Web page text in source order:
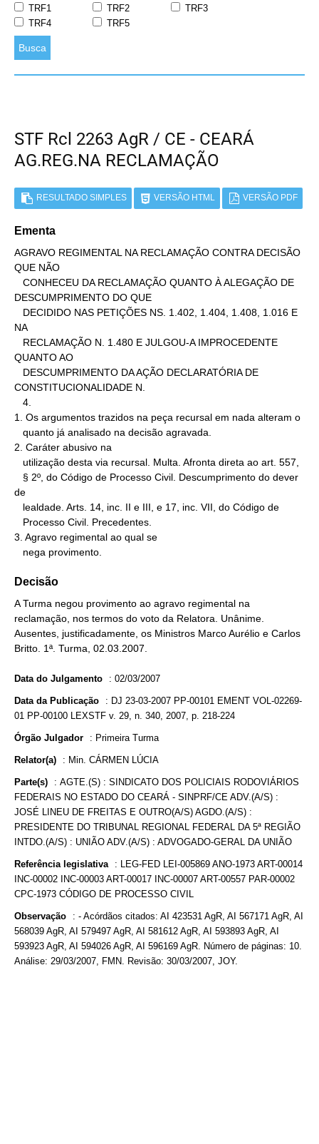
TRF1
TRF2
TRF3
TRF4
TRF5
Busca
STF Rcl 2263 AgR / CE - CEARÁ
AG.REG.NA RECLAMAÇÃO
RESULTADO SIMPLES VERSÃO HTML VERSÃO PDF
Ementa
AGRAVO REGIMENTAL NA RECLAMAÇÃO CONTRA DECISÃO
QUE NÃO
DESCUMPRIMENTO DO QUE
NA
QUANTO AO
CONSTITUCIONALIDADE N.
1. Os argumentos trazidos na peça recursal em nada alteram o
2. Caráter abusivo na
de
3. Agravo regimental ao qual se
   nega provimento.
Decisão
A Turma negou provimento ao agravo regimental na
reclamação, nos termos do voto da Relatora. Unânime.
Ausentes, justificadamente, os Ministros Marco Aurélio e Carlos
Britto. 1ª. Turma, 02.03.2007.
Data do Julgamento : 02/03/2007
Data da Publicação : DJ 23-03-2007 PP-00101 EMENT VOL-02269-
01 PP-00100 LEXSTF v. 29, n. 340, 2007, p. 218-224
Órgão Julgador : Primeira Turma
Relator(a) : Min. CÁRMEN LÚCIA
Parte(s) : AGTE.(S) : SINDICATO DOS POLICIAIS RODOVIÁRIOS
FEDERAIS NO ESTADO DO CEARÁ - SINPRF/CE ADV.(A/S) :
JOSÉ LINEU DE FREITAS E OUTRO(A/S) AGDO.(A/S) :
PRESIDENTE DO TRIBUNAL REGIONAL FEDERAL DA 5ª REGIÃO
INTDO.(A/S) : UNIÃO ADV.(A/S) : ADVOGADO-GERAL DA UNIÃO
Referência legislativa : LEG-FED LEI-005869 ANO-1973 ART-00014
INC-00002 INC-00003 ART-00017 INC-00007 ART-00557 PAR-00002
CPC-1973 CÓDIGO DE PROCESSO CIVIL
Observação : - Acórdãos citados: AI 423531 AgR, AI 567171 AgR, AI
568039 AgR, AI 579497 AgR, AI 581612 AgR, AI 593893 AgR, AI
593923 AgR, AI 594026 AgR, AI 596169 AgR. Número de páginas: 10.
Análise: 29/03/2007, FMN. Revisão: 30/03/2007, JOY.